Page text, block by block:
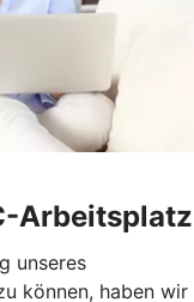
Arbeitsplatz
unseres
können, haben wir